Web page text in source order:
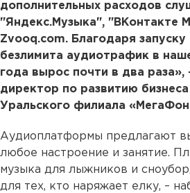
дополнительных расходов
"Яндекс.Музыка", "ВКонтакте
Zvooq.com. Благодаря запуску
безлимита аудиотрафик в
года вырос почти в два раза»,
директор по развитию
Уральского филиала
Аудиоплатформы предлагают
любое настроение и занятие.
музыка для лыжников и
для тех, кто наряжает елку, –